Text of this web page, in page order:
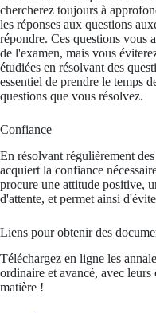
chercherez toujours à
les réponses aux questions
répondre. Ces questions vous
de l'examen, mais vous
étudiées en résolvant des
essentiel de prendre le temps
questions que vous résolvez.
Confiance
En résolvant régulièrement
acquiert la confiance
procure une attitude positive,
d'attente, et permet ainsi
Liens pour obtenir des
Téléchargez en ligne les
ordinaire et avancé, avec leurs
matière !